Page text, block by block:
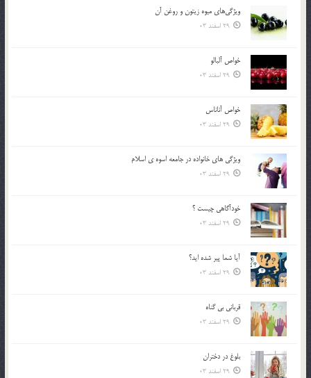
ويژگي‌هاي ميوه زيتون و روغن آن
29 اسفند 03
خواص آلبالو
29 اسفند 03
خواص آناناس
29 اسفند 03
ويژگي هاي خانواده در جامعه اسوه ي اسلام
29 اسفند 03
خودآگاهى چيست ؟
29 اسفند 03
آیا شما پیر شده اید؟
29 اسفند 03
قرباني بي گناه
29 اسفند 03
بلوغ در دختران
29 اسفند 03